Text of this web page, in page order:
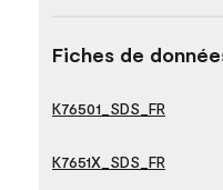
Fiches de
K76501_SDS_FR
K7651X_SDS_FR